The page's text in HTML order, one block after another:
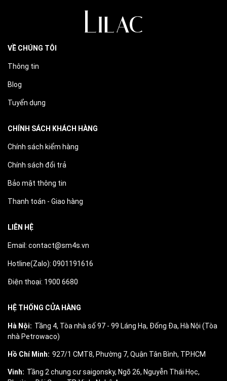
VỀ CHÚNG TÔI
Thông tin
Blog
Tuyển dụng
CHÍNH SÁCH KHÁCH HÀNG
Chính sách kiểm hàng
Chính sách đổi trả
Bảo mật thông tin
Thanh toán - Giao hàng
LIÊN HỆ
Email: contact@sm4s.vn
Hotline(Zalo): 0901191616
Điện thoại: 1900 6680
HỆ THỐNG CỬA HÀNG
Hà Nội: Tầng 4, Tòa nhà số 97 - 99 Láng Hạ, Đống Đa, Hà Nội (Tòa
nhà Petrowaco)
Hồ Chí Minh: 927/1 CMT8, Phường 7, Quận Tân Bình, TP.HCM
Vinh: Tầng 2 chung cư saigonsky, Ngõ 26, Nguyễn Thái Học,